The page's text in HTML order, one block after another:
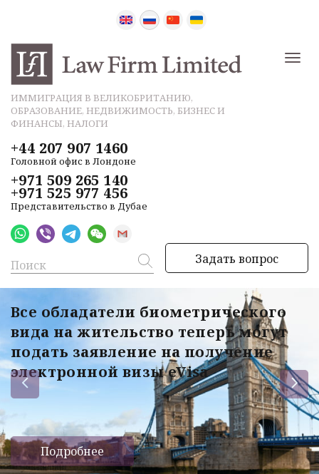
ИММИГРАЦИЯ В ВЕЛИКОБРИТАНИЮ,
ОБРАЗОВАНИЕ, НЕДВИЖИМОСТЬ, БИЗНЕС И
ФИНАНСЫ, НАЛОГИ
+44 207 907 1460
Головной офис в Лондоне
+971 509 265 140
+971 525 977 456
Представительство в Дубае
Задать вопрос
Все обладатели биометрического
вида на жительство теперь могут
подать заявление на получение
электронной визы eVisa
Подробнее